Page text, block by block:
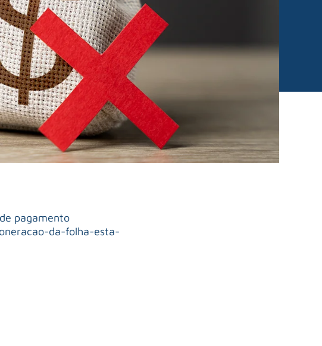
pagamento
da-folha-esta-